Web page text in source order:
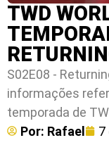
TWD
S02E08 -
informações
temporada de
Por: Rafael 7